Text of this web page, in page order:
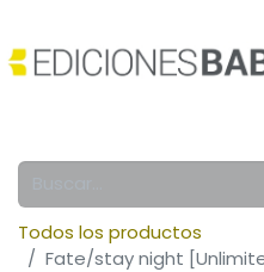
Todos los productos
Fate/stay night